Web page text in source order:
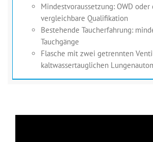
Mindestvoraussetzung: OWD oder
vergleichbare Qualifikation
Bestehende Taucherfahrung:
Tauchgänge
Flasche mit zwei getrennten
kaltwassertauglichen